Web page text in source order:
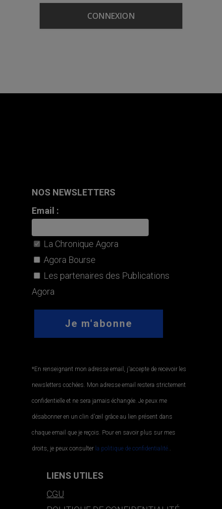
NOS NEWSLETTERS
Email :
La Chronique Agora
Agora Bourse
Les partenaires des Publications
Agora
*En renseignant mon adresse email, j'accepte de recevoir les
newsletters cochées. Mon adresse email restera strictement
confidentielle et ne sera jamais échangée. Je peux me
désabonner en un clin d'œil grâce au lien présent dans
chaque email que je reçois. Pour en savoir plus sur mes
droits, je peux consulter la politique de confidentialité..
LIENS UTILES
CGU